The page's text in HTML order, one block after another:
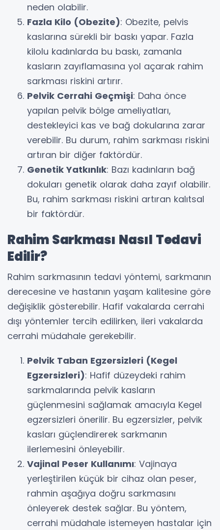
neden olabilir.
Fazla Kilo (Obezite): Obezite, pelvis
kaslarına sürekli bir baskı yapar. Fazla
kilolu kadınlarda bu baskı, zamanla
kasların zayıflamasına yol açarak rahim
sarkması riskini artırır.
Pelvik Cerrahi Geçmişi: Daha önce
yapılan pelvik bölge ameliyatları,
destekleyici kas ve bağ dokularına zarar
verebilir. Bu durum, rahim sarkması riskini
artıran bir diğer faktördür.
Genetik Yatkınlık: Bazı kadınların bağ
dokuları genetik olarak daha zayıf olabilir.
Bu, rahim sarkması riskini artıran kalıtsal
bir faktördür.
Rahim Sarkması Nasıl Tedavi
Edilir?
Rahim sarkmasının tedavi yöntemi, sarkmanın
derecesine ve hastanın yaşam kalitesine göre
değişiklik gösterebilir. Hafif vakalarda cerrahi
dışı yöntemler tercih edilirken, ileri vakalarda
cerrahi müdahale gerekebilir.
Pelvik Taban Egzersizleri (Kegel
Egzersizleri): Hafif düzeydeki rahim
sarkmalarında pelvik kasların
güçlenmesini sağlamak amacıyla Kegel
egzersizleri önerilir. Bu egzersizler, pelvik
kasları güçlendirerek sarkmanın
ilerlemesini önleyebilir.
Vajinal Peser Kullanımı: Vajinaya
yerleştirilen küçük bir cihaz olan peser,
rahmin aşağıya doğru sarkmasını
önleyerek destek sağlar. Bu yöntem,
cerrahi müdahale istemeyen hastalar için